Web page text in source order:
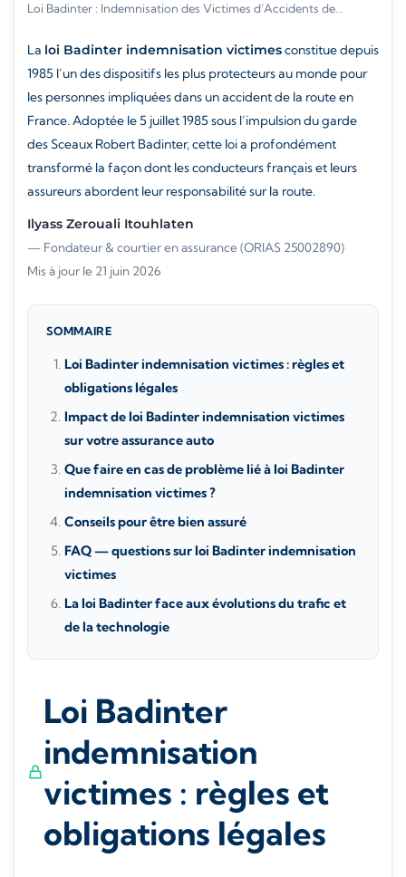
Loi Badinter : Indemnisation des Victimes d’Accidents de…
La loi Badinter indemnisation victimesconstitue depuis
1985 l’un des dispositifs les plus protecteurs au monde pour
les personnes impliquées dans un accident de la route en
France. Adoptée le 5 juillet 1985 sous l’impulsion du garde
des Sceaux Robert Badinter, cette loi a profondément
transformé la façon dont les conducteurs français et leurs
assureurs abordent leur responsabilité sur la route.
Ilyass Zerouali Itouhlaten
— Fondateur & courtier en assurance (ORIAS 25002890)·
Mis à jour le 21 juin 2026
SOMMAIRE
Loi Badinter indemnisation victimes : règles et
obligations légales
Impact de loi Badinter indemnisation victimes
sur votre assurance auto
Que faire en cas de problème lié à loi Badinter
indemnisation victimes ?
Conseils pour être bien assuré
FAQ — questions sur loi Badinter indemnisation
victimes
La loi Badinter face aux évolutions du trafic et
de la technologie
Loi Badinter
indemnisation
victimes : règles et
obligations légales